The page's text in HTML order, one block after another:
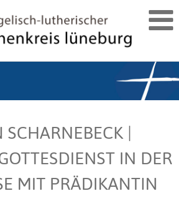
|
IN DER
MIT PRÄDIKANTIN